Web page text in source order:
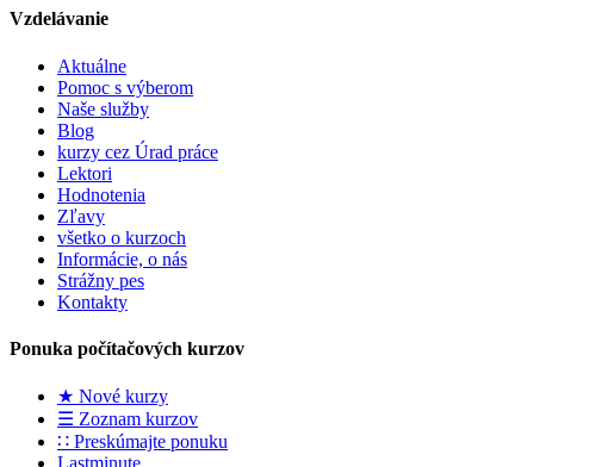
Vzdelávanie
Aktuálne
Pomoc s výberom
Naše služby
Blog
kurzy cez Úrad práce
Lektori
Hodnotenia
Zľavy
všetko o kurzoch
Informácie, o nás
Strážny pes
Kontakty
Ponuka počítačových kurzov
★ Nové kurzy
☰ Zoznam kurzov
∷ Preskúmajte ponuku